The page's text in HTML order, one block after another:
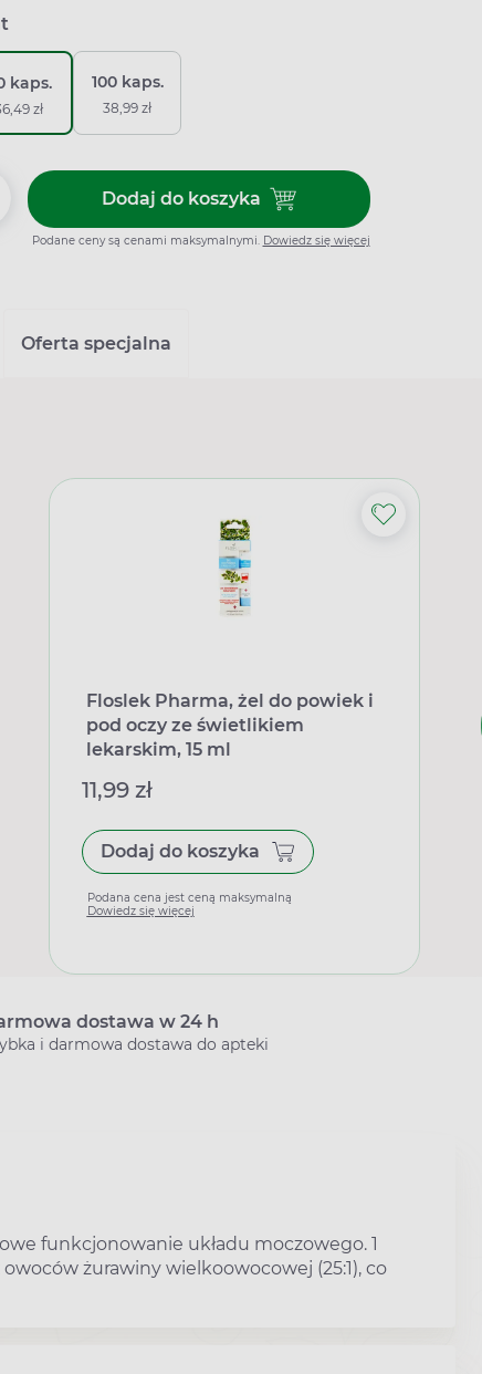
kaps.
zł
100 kaps.
38,99 zł
Dodaj do koszykaDodaj do koszyka Żuravit, 60
Podane ceny są cenami maksymalnymi. Dowiedz się więcej
Oferta specjalna
Floslek Pharma, żel do powiek i
pod oczy ze świetlikiem
lekarskim, 15 ml
11,99 zł
Dodaj do koszyka
Podana cena jest ceną maksymalną
Dowiedz się więcej
dostawa w 24 h
i darmowa dostawa do apteki
funkcjonowanie układu moczowego. 1
żurawiny wielkoowocowej (25:1), co